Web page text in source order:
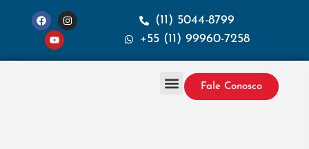
(11) 5044-8799
+55 (11) 99960-7258
Fale Conosco